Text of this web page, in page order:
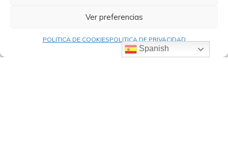
Ver preferencias
POLITICA DE COOKIESPOLITICA DE PRIVACIDAD
Spanish